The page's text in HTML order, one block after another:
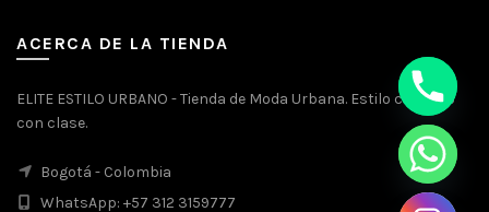
ACERCA DE LA TIENDA
ELITE ESTILO URBANO - Tienda de Moda Urbana. Estilo callejero
con clase.
Bogotá - Colombia
WhatsApp: +57 312 3159777